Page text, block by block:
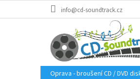
info@cd-soundtrack.cz
Oprava - broušení CD / DVD